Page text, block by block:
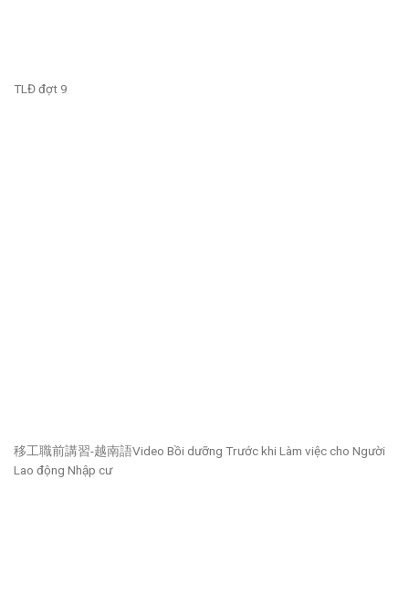
TLĐ đợt 9
移工職前講習-越南語Video Bồi dưỡng Trước khi Làm việc cho Người
Lao động Nhập cư